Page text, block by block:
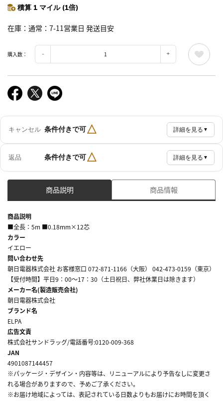
積算 1 マイル (1倍)
在庫 通常：7-11営業日 発送目安
購入数：
キャンセル 条件付きで可△ 詳細を見る ▼
返品 条件付きで可△ 詳細を見る ▼
商品説明 商品情報
商品説明
■全長：5m ■0.18mm×12芯
カラー
イエロー
問い合わせ先
朝日電器株式会社 お客様窓口 072-871-1166（大阪） 042-473-0159（東京）
【受付時間】平日9：00～17：30（土日祝日、弊社休業日は除きます）
メーカー名(製造販売会社)
朝日電器株式会社
ブランド名
ELPA
広告文責
株式会社サンドラッグ/電話番号:0120-009-368
JAN
4901087144457
※パッケージ・デザイン・内容等は、リニューアルにより予告なしに変更さ
れる場合がありますので、予めご了承ください。
※お届け地域によっては、表記されている日数よりもお届けにお時間を頂く